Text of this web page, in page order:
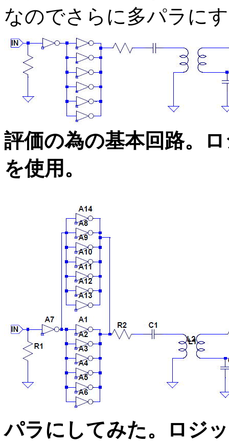
なのでさらに多パラに
評価の為の基本回路。
を使用。
パラにしてみた。ロジ